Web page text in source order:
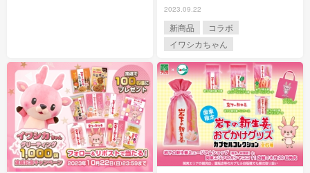
2023.09.22
新商品
コラボ
イワシカちゃん